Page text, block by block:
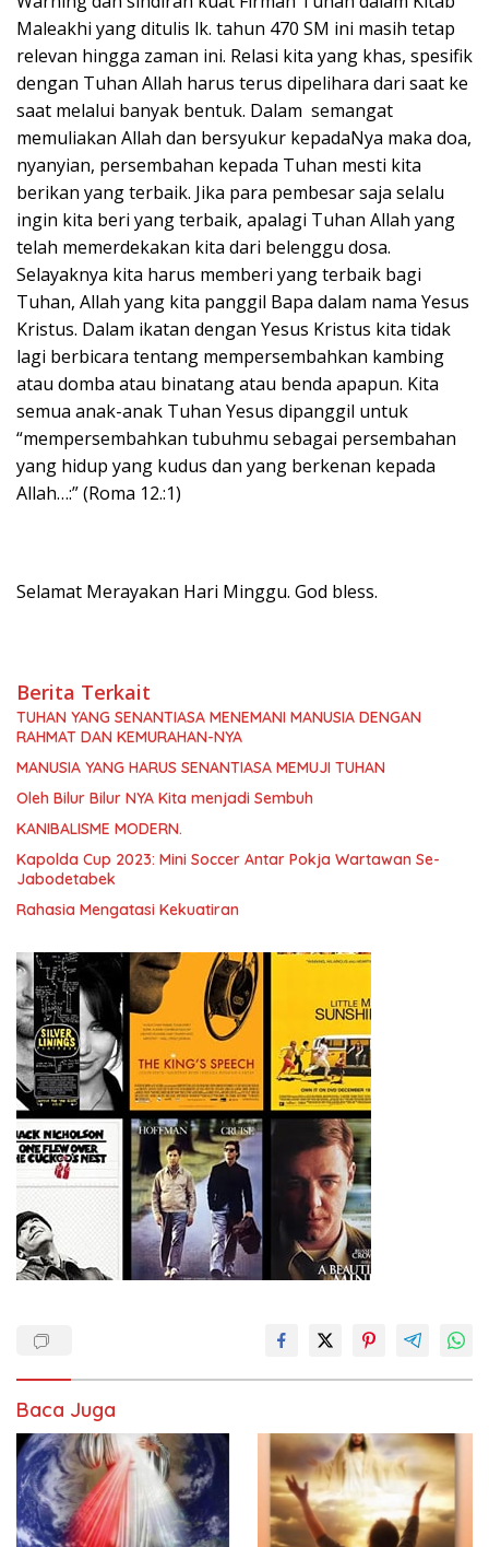
Maleakhi yang ditulis lk. tahun 470 SM ini masih tetap
relevan hingga zaman ini. Relasi kita yang khas, spesifik
dengan Tuhan Allah harus terus dipelihara dari saat ke
saat melalui banyak bentuk. Dalam semangat
memuliakan Allah dan bersyukur kepadaNya maka doa,
nyanyian, persembahan kepada Tuhan mesti kita
berikan yang terbaik. Jika para pembesar saja selalu
ingin kita beri yang terbaik, apalagi Tuhan Allah yang
telah memerdekakan kita dari belenggu dosa.
Selayaknya kita harus memberi yang terbaik bagi
Tuhan, Allah yang kita panggil Bapa dalam nama Yesus
Kristus. Dalam ikatan dengan Yesus Kristus kita tidak
lagi berbicara tentang mempersembahkan kambing
atau domba atau binatang atau benda apapun. Kita
semua anak-anak Tuhan Yesus dipanggil untuk
“mempersembahkan tubuhmu sebagai persembahan
yang hidup yang kudus dan yang berkenan kepada
Allah…:” (Roma 12.:1)
Selamat Merayakan Hari Minggu. God bless.
Berita Terkait
TUHAN YANG SENANTIASA MENEMANI MANUSIA DENGAN
RAHMAT DAN KEMURAHAN-NYA
MANUSIA YANG HARUS SENANTIASA MEMUJI TUHAN
Oleh Bilur Bilur NYA Kita menjadi Sembuh
KANIBALISME MODERN.
Kapolda Cup 2023: Mini Soccer Antar Pokja Wartawan Se-
Jabodetabek
Rahasia Mengatasi Kekuatiran
Baca Juga